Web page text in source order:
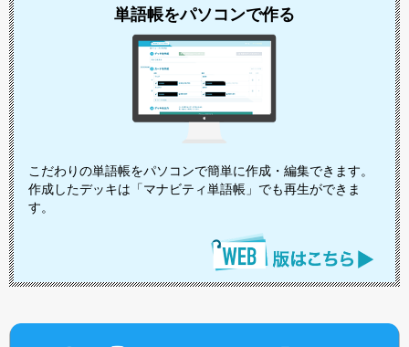
単語帳をパソコンで作る
こだわりの単語帳をパソコンで簡単に作成・編集できます。
作成したデッキは「マナビティ単語帳」でも再生ができま
す。